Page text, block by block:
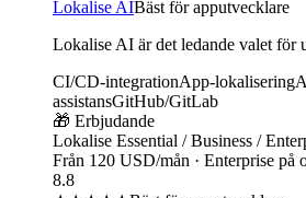
Lokalise AIBäst för apputvecklare
Lokalise AI är det ledande valet för
CI/CD-integrationApp-lokalisering
assistansGitHub/GitLab
🎁 Erbjudande
Lokalise Essential / Business /
Från 120 USD/mån · Enterprise på
8.8